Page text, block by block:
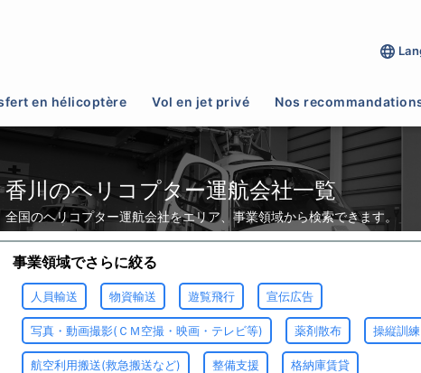
en hélicoptère Vol en jet privé Nos
香川のヘリコプター運航会社一覧
全国のヘリコプター運航会社をエリア、事業領域から検索できます。
事業領域でさらに絞る
人員輸送 物資輸送 遊覧飛行 宣伝広告
写真・動画撮影(ＣＭ空撮・映画・テレビ等) 薬剤散布 操縦訓練
航空利用搬送(救急搬送など) 整備支援 格納庫賃貸